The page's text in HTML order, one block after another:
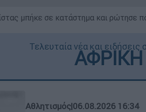
μπήκε σε κατάστημα και ρώτησε
Τελευταία νέα και ειδήσεις
ΑΦΡΙΚΗ
Αθλητισμός|06.08.2026 16:34